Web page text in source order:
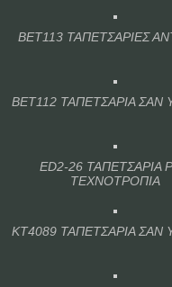
BET113 ΤΑΠΕΤΣΑΡΙΕΣ
BET112 ΤΑΠΕΤΣΑΡΙΑ
ED2-26 ΤΑΠΕΤΣΑΡΙΑ
ΤΕΧΝΟΤΡΟΠΙΑ
KT4089 ΤΑΠΕΤΣΑΡΙΑ ΣΑΝ